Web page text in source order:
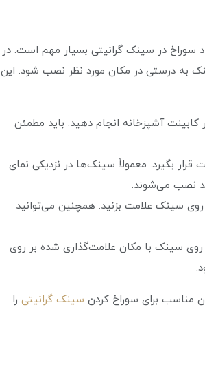
سوراخ در سینک گرانیتی بسیار مهم است. در
به درستی در مکان مورد نظر نصب شود. این
کابینت آشپزخانه انجام دهید. باید مطمئن
بگیرد. معمولاً سینک‌ها در نزدیکی نمای
نصب می‌شوند.
روی سینک علامت بزنید. همچنین می‌توانید
سینک با مکان علامت‌گذاری شده بر روی
مناسب برای سوراخ کردن سینک گرانیتی را